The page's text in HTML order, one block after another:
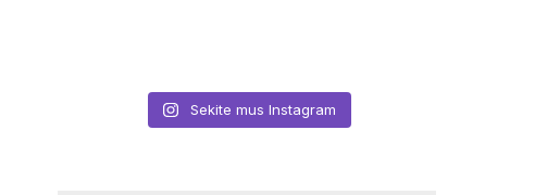
Sekite mus Instagram